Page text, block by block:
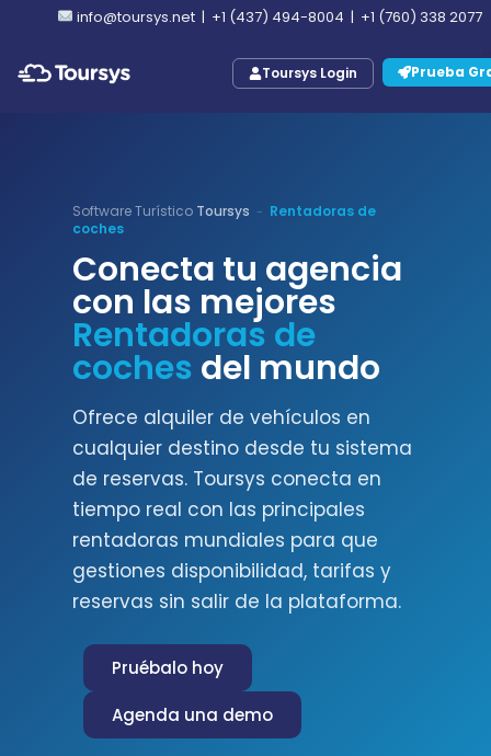
info@toursys.net | +1 (437) 494-8004 | +1 (760) 338 2077
Toursys Login Prueba
Software Turístico Toursys - Rentadoras de
coches
Conecta tu agencia
con las mejores
Rentadoras de
coches del mundo
Ofrece alquiler de vehículos en
cualquier destino desde tu sistema
de reservas. Toursys conecta en
tiempo real con las principales
rentadoras mundiales para que
gestiones disponibilidad, tarifas y
reservas sin salir de la plataforma.
Pruébalo hoy
Agenda una demo